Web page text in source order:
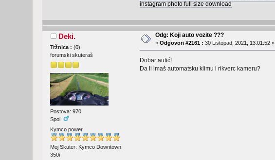
instagram photo full size download
Deki.
Tržnica :(0)
forumski skuteraš
Postova: 970
Spol:
Kymco power
Moj Skuter: Kymco Downtown
350i
Odg: Koji auto vozite ???
«Odgovori #2161 : 30 Listopad, 2021, 13:01:52 »
Dobar autić!
Da li imaš automatsku klimu i rikverc kameru?